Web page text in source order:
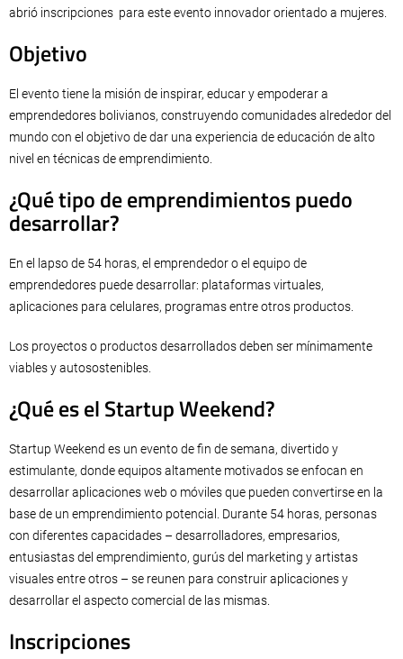
abrió inscripciones para este evento innovador orientado a mujeres.
Objetivo
El evento tiene la misión de inspirar, educar y empoderar a
emprendedores bolivianos, construyendo comunidades alrededor del
mundo con el objetivo de dar una experiencia de educación de alto
nivel en técnicas de emprendimiento.
¿Qué tipo de emprendimientos puedo
desarrollar?
En el lapso de 54 horas, el emprendedor o el equipo de
emprendedores puede desarrollar: plataformas virtuales,
aplicaciones para celulares, programas entre otros productos.
Los proyectos o productos desarrollados deben ser mínimamente
viables y autosostenibles.
¿Qué es el Startup Weekend?
Startup Weekend es un evento de fin de semana, divertido y
estimulante, donde equipos altamente motivados se enfocan en
desarrollar aplicaciones web o móviles que pueden convertirse en la
base de un emprendimiento potencial. Durante 54 horas, personas
con diferentes capacidades – desarrolladores, empresarios,
entusiastas del emprendimiento, gurús del marketing y artistas
visuales entre otros – se reunen para construir aplicaciones y
desarrollar el aspecto comercial de las mismas.
Inscripciones